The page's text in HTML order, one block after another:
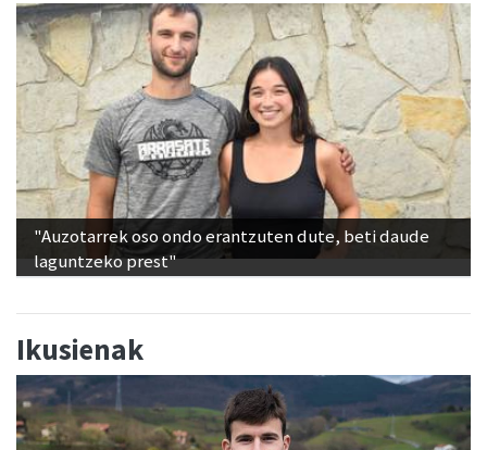
"Auzotarrek oso ondo erantzuten dute, beti daude
laguntzeko prest"
Ikusienak